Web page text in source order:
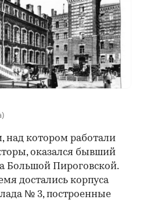
котором работали
оказался бывший
Большой Пироговской.
достались корпуса
№ 3, построенные